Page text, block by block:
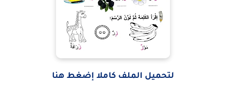
لتحميل الملف كاملا إضغط هنا